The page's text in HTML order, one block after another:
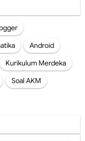
Android
Kurikulum Merdeka
Soal AKM